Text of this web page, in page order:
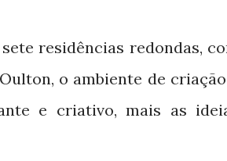
residências redondas,
o ambiente de
e criativo, mais as